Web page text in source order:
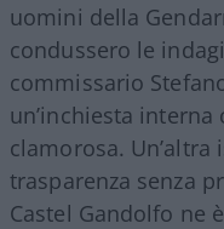
uomini della
condussero le
commissario
un’inchiesta
clamorosa. Un’altra
trasparenza senza
Castel Gandolfo ne